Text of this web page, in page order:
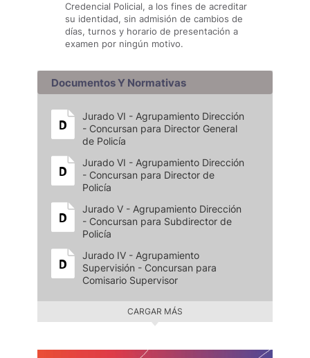
Credencial Policial, a los fines de acreditar
su identidad, sin admisión de cambios de
días, turnos y horario de presentación a
examen por ningún motivo.
Documentos Y Normativas
Jurado VI - Agrupamiento Dirección
- Concursan para Director General
de Policía
Jurado VI - Agrupamiento Dirección
- Concursan para Director de
Policía
Jurado V - Agrupamiento Dirección
- Concursan para Subdirector de
Policía
Jurado IV - Agrupamiento
Supervisión - Concursan para
Comisario Supervisor
CARGAR MÁS